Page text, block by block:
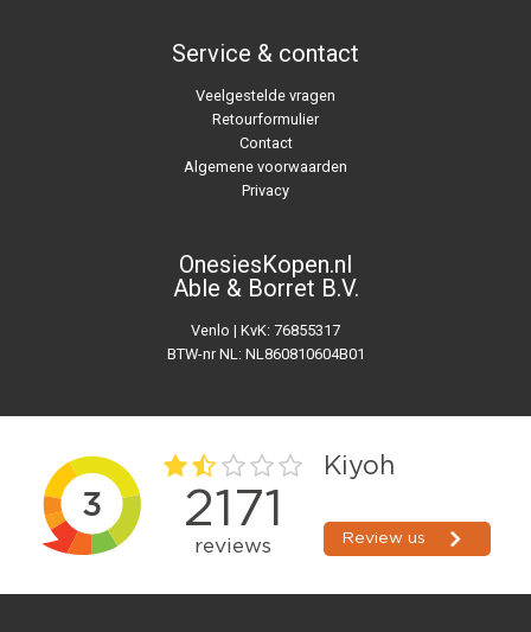
Service & contact
Veelgestelde vragen
Retourformulier
Contact
Algemene voorwaarden
Privacy
OnesiesKopen.nl
Able & Borret B.V.
Venlo | KvK: 76855317
BTW-nr NL: NL860810604B01